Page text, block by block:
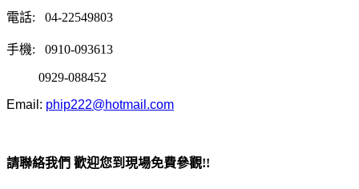
電話: 04-22549803
手機: 0910-093613
0929-088452
Email: phip222@hotmail.com
請聯絡我們 歡迎您到現場免費參觀!!